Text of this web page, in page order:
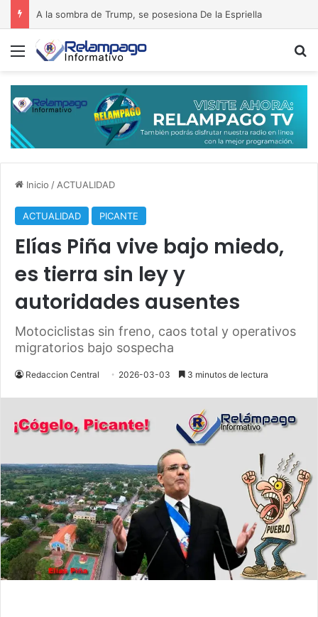
A la sombra de Trump, se posesiona De la Espriella
Menú
Inicio / ACTUALIDAD
ACTUALIDAD PICANTE
Elías Piña vive bajo miedo,
es tierra sin ley y
autoridades ausentes
Motociclistas sin freno, caos total y operativos
migratorios bajo sospecha
Redaccion Central 2026-03-03 3 minutos de lectura